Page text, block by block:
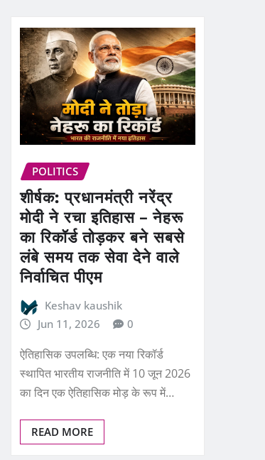
POLITICS
शीर्षक: प्रधानमंत्री नरेंद्र
मोदी ने रचा इतिहास – नेहरू
का रिकॉर्ड तोड़कर बने सबसे
लंबे समय तक सेवा देने वाले
निर्वाचित पीएम
Keshav kaushik
Jun 11, 2026
0
ऐतिहासिक उपलब्धि: एक नया रिकॉर्ड
स्थापित भारतीय राजनीति में 10 जून 2026
का दिन एक ऐतिहासिक मोड़ के रूप में…
READ MORE